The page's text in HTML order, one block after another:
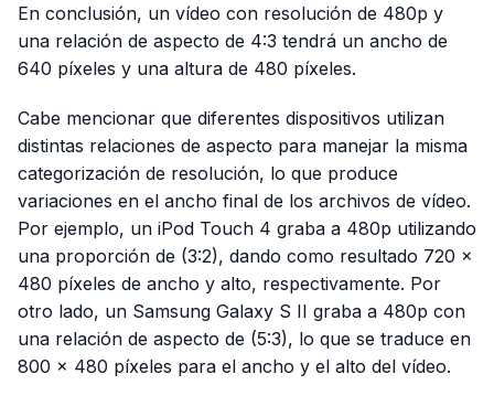
En conclusión, un vídeo con resolución de 480p y
una relación de aspecto de 4:3 tendrá un ancho de
640 píxeles y una altura de 480 píxeles.
Cabe mencionar que diferentes dispositivos utilizan
distintas relaciones de aspecto para manejar la misma
categorización de resolución, lo que produce
variaciones en el ancho final de los archivos de vídeo.
Por ejemplo, un iPod Touch 4 graba a 480p utilizando
una proporción de (3:2), dando como resultado 720 ×
480 píxeles de ancho y alto, respectivamente. Por
otro lado, un Samsung Galaxy S II graba a 480p con
una relación de aspecto de (5:3), lo que se traduce en
800 × 480 píxeles para el ancho y el alto del vídeo.